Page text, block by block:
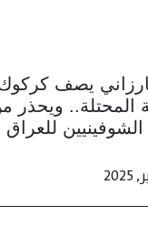
يصف كركوك
المحتلة.. ويحذر
الشوفينيين للعراق